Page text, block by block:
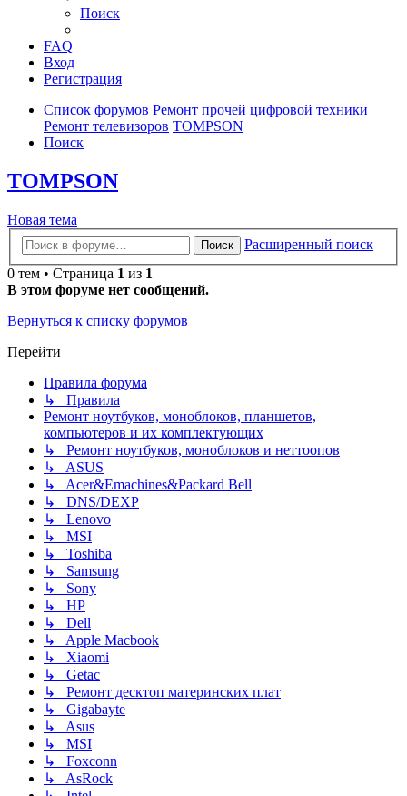
Поиск
FAQ
Вход
Регистрация
Список форумов Ремонт прочей цифровой техники
Ремонт телевизоров TOMPSON
Поиск
TOMPSON
Новая
тема
Новая тема
Поиск
Расширенный поиск
0 тем • Страница 1 из 1
В этом форуме нет сообщений.
Вернуться к списку форумов
Перейти
Правила форума
↳ Правила
Ремонт ноутбуков, моноблоков, планшетов,
компьютеров и их комплектующих
↳ Ремонт ноутбуков, моноблоков и неттоопов
↳ ASUS
↳ Acer&Emachines&Packard Bell
↳ DNS/DEXP
↳ Lenovo
↳ MSI
↳ Toshiba
↳ Samsung
↳ Sony
↳ HP
↳ Dell
↳ Apple Macbook
↳ Xiaomi
↳ Getac
↳ Ремонт десктоп материнских плат
↳ Gigabayte
↳ Asus
↳ MSI
↳ Foxconn
↳ AsRock